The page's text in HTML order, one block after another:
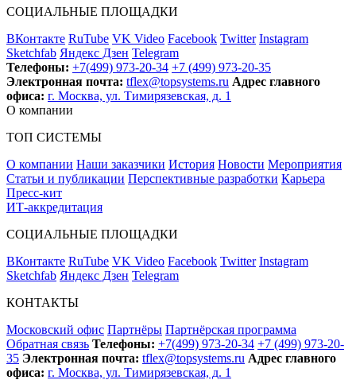
СОЦИАЛЬНЫЕ ПЛОЩАДКИ
ВКонтакте RuTube VK Video Facebook Twitter Instagram
Sketchfab Яндекс Дзен Telegram
Телефоны: +7(499) 973-20-34 +7 (499) 973-20-35
Электронная почта: tflex@topsystems.ru Адрес главного
офиса: г. Москва, ул. Тимирязевская, д. 1
О компании
ТОП СИСТЕМЫ
О компании Наши заказчики История Новости Мероприятия
Статьи и публикации Перспективные разработки Карьера
Пресс-кит
ИТ-аккредитация
СОЦИАЛЬНЫЕ ПЛОЩАДКИ
ВКонтакте RuTube VK Video Facebook Twitter Instagram
Sketchfab Яндекс Дзен Telegram
КОНТАКТЫ
Московский офис Партнёры Партнёрская программа
Обратная связь Телефоны: +7(499) 973-20-34 +7 (499) 973-20-
35 Электронная почта: tflex@topsystems.ru Адрес главного
офиса: г. Москва, ул. Тимирязевская, д. 1